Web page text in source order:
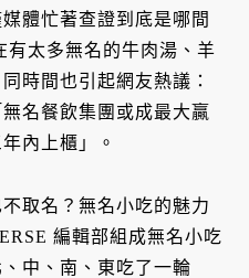
體忙著查證到底是哪間
太多無名的牛肉湯、羊
時間也引起網友熱議：
名餐飲集團或成最大贏
內上櫃」。
取名？無名小吃的魅力
編輯部組成無名小吃
中、南、東吃了一輪